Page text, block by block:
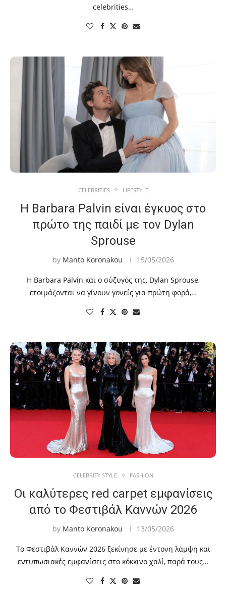
celebrities…
CELEBRITIES LIFESTYLE
Η Barbara Palvin είναι έγκυος στο
πρώτο της παιδί με τον Dylan
Sprouse
by Manto Koronakou 15/05/2026
Η Barbara Palvin και ο σύζυγός της, Dylan Sprouse,
ετοιμάζονται να γίνουν γονείς για πρώτη φορά,…
CELEBRITY STYLE FASHION
Οι καλύτερες red carpet εμφανίσεις
από το Φεστιβάλ Καννών 2026
by Manto Koronakou 13/05/2026
Το Φεστιβάλ Καννών 2026 ξεκίνησε με έντονη λάμψη και
εντυπωσιακές εμφανίσεις στο κόκκινο χαλί, παρά τους…